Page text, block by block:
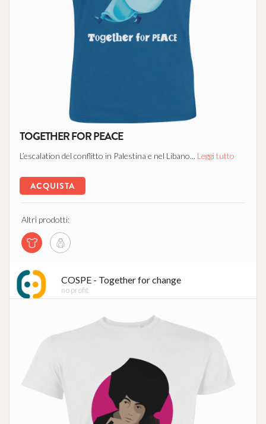
TOGETHER FOR PEACE
L’escalation del conflitto in Palestina e nel Libano... Leggi tutto
ACQUISTA
Altri prodotti:
COSPE - Together for change
no profit